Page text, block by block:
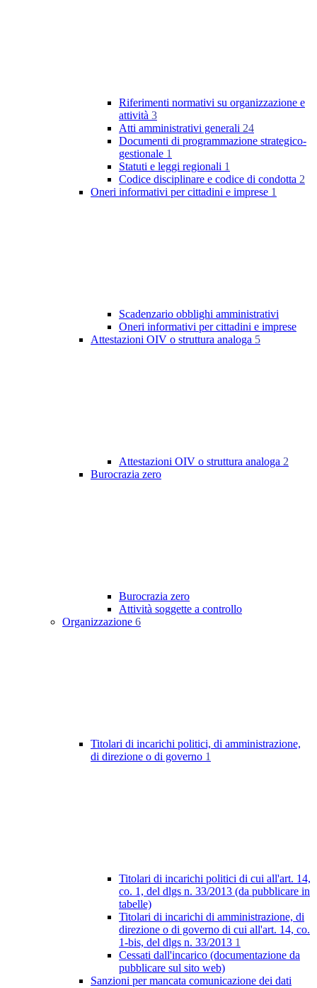
Riferimenti normativi su organizzazione e
attività 3
Atti amministrativi generali 24
Documenti di programmazione strategico-
gestionale 1
Statuti e leggi regionali 1
Codice disciplinare e codice di condotta 2
Oneri informativi per cittadini e imprese 1
Scadenzario obblighi amministrativi
Oneri informativi per cittadini e imprese
Attestazioni OIV o struttura analoga 5
Attestazioni OIV o struttura analoga 2
Burocrazia zero
Burocrazia zero
Attività soggette a controllo
Organizzazione 6
Titolari di incarichi politici, di amministrazione,
di direzione o di governo 1
Titolari di incarichi politici di cui all'art. 14,
co. 1, del dlgs n. 33/2013 (da pubblicare in
tabelle)
Titolari di incarichi di amministrazione, di
direzione o di governo di cui all'art. 14, co.
1-bis, del dlgs n. 33/2013 1
Cessati dall'incarico (documentazione da
pubblicare sul sito web)
Sanzioni per mancata comunicazione dei dati